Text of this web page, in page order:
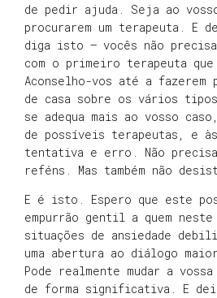
de pedir ajuda. Seja ao
procurarem um terapeuta. E
diga isto – vocês não
com o primeiro terapeuta que
Aconselho-vos até a
de casa sobre os vários
se adequa mais ao vosso
de possíveis terapeutas, e
tentativa e erro. Não
reféns. Mas também não
E é isto. Espero que este
empurrão gentil a quem neste
situações de ansiedade
uma abertura ao diálogo
Pode realmente mudar a
de forma significativa. E